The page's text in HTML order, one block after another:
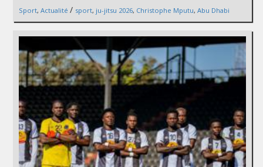
Sport, Actualité / sport, ju-jitsu 2026, Christophe Mputu, Abu Dhabi